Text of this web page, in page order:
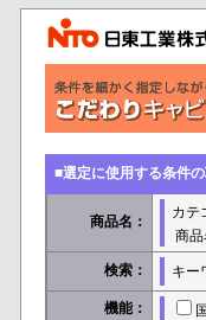
■選定に使用する条件
商品名：
カテ
商品
検索： キー
機能：